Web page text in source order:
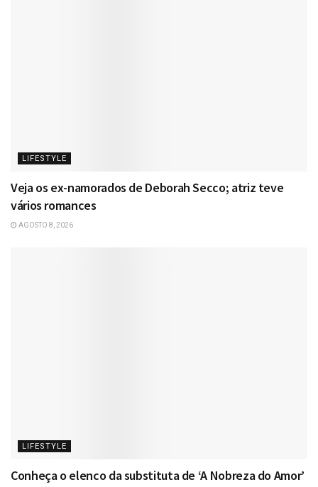
LIFESTYLE
Veja os ex-namorados de Deborah Secco; atriz teve
vários romances
AGOSTO 8, 2026
LIFESTYLE
Conheça o elenco da substituta de ‘A Nobreza do Amor’